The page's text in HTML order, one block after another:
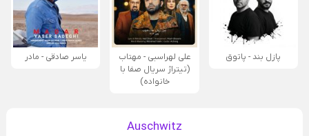
پازل بند - پاتوق
علی لهراسبی - مهتاب
(تیتراژ سریال صفا با
خانواده)
یاسر صادقی - مادر
Auschwitz